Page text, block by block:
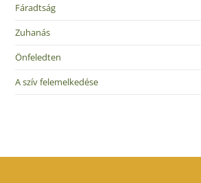
Fáradtság
Zuhanás
Önfeledten
A szív felemelkedése